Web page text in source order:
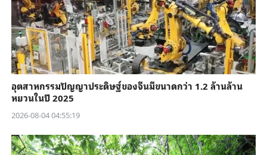
อุตสาหกรรมปัญญาประดิษฐ์ของจีนมีขนาดกว่า 1.2 ล้านล้าน
หยวนในปี 2025
2026-08-04 04:55:19